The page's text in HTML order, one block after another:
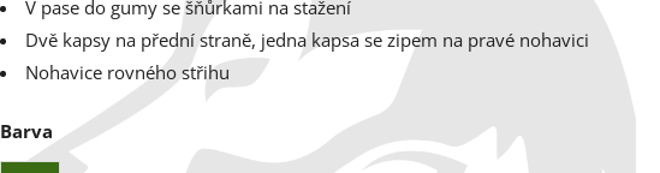
V pase do gumy se šňůrkami na stažení
Dvě kapsy na přední straně, jedna kapsa se zipem na pravé nohavici
Nohavice rovného střihu
Barva